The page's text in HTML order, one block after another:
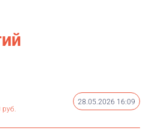
руб.
28.05.2026 16:09